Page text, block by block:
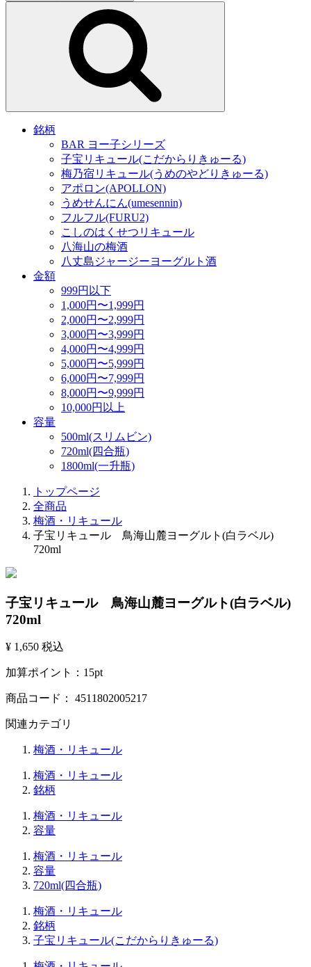
銘柄
BAR ヨー子シリーズ
子宝リキュール(こだからりきゅーる)
梅乃宿リキュール(うめのやどりきゅーる)
アポロン(APOLLON)
うめせんにん(umesennin)
フルフル(FURU2)
こしのはくせつリキュール
八海山の梅酒
八丈島ジャージーヨーグルト酒
金額
999円以下
1,000円〜1,999円
2,000円〜2,999円
3,000円〜3,999円
4,000円〜4,999円
5,000円〜5,999円
6,000円〜7,999円
8,000円〜9,999円
10,000円以上
容量
500ml(スリムビン)
720ml(四合瓶)
1800ml(一升瓶)
トップページ
全商品
梅酒・リキュール
子宝リキュール 鳥海山麓ヨーグルト(白ラベル)
720ml
子宝リキュール 鳥海山麓ヨーグルト(白ラベル)
720ml
¥ 1,650 税込
加算ポイント： 15pt
商品コード： 4511802005217
関連カテゴリ
梅酒・リキュール
梅酒・リキュール
銘柄
梅酒・リキュール
容量
梅酒・リキュール
容量
720ml(四合瓶)
梅酒・リキュール
銘柄
子宝リキュール(こだからりきゅーる)